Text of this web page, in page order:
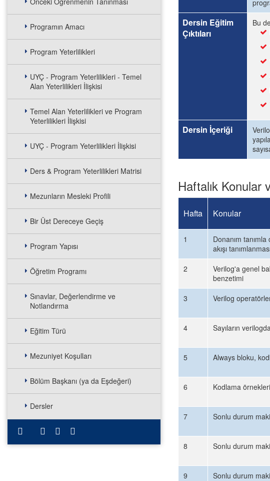
Programın Amacı
Program Yeterlilikleri
UYÇ - Program Yeterlilikleri - Temel
Alan Yeterlilikleri İlişkisi
Temel Alan Yeterlilikleri ve Program
Yeterlilikleri İlişkisi
UYÇ - Program Yeterlilikleri İlişkisi
Ders & Program Yeterlilikleri Matrisi
Mezunların Mesleki Profili
Bir Üst Dereceye Geçiş
Program Yapısı
Öğretim Programı
Sınavlar, Değerlendirme ve
Notlandırma
Eğitim Türü
Mezuniyet Koşulları
Bölüm Başkanı (ya da Eşdeğeri)
Dersler
Dersin Eğitim
Çıktıları
Bu
Dersin İçeriği
Haftalık Konular
Hafta Konular
1
Donanım
akışı
2
Verilog'a genel
benzetimi
3
Verilog
4
Sayıların
5
Always bloku,
6
Kodlama örnekleri
7
Sonlu durum
8
Sonlu durum
9
Sonlu durum